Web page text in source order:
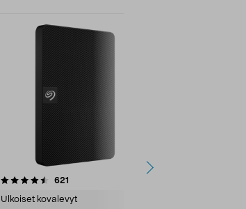
621
Ulkoiset kovalevyt
4.5 viidestä